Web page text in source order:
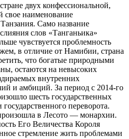
двух конфессиональной,
наименование
Само название
слов «Танганьика»
чувствуется проблемность
в отличие от Намибии, страна
что богатые природными
остаются на невысоких
внутренних
и амбиций. За период с 2014-го
шесть государственных
переворота.
в Лесото — монархии.
Его Величества Короля
стремление жить проблемами